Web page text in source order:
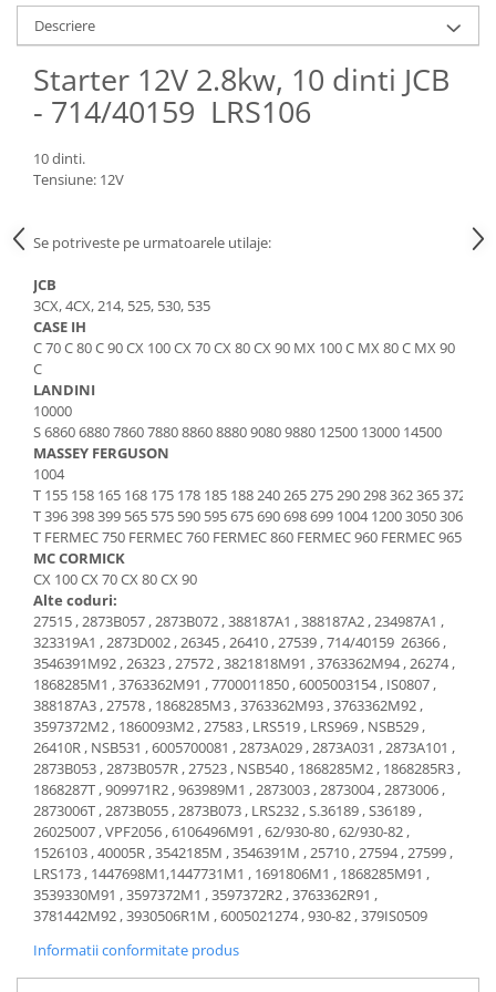
Fulie
Pistoane
Diverse piese motor
Furtune si conducte
Injectoare
Chiuloasa
Camasa piston
Termoflot
Cablu acceleratie
Senzori de presiune ulei
Vaporizatoare
Radiatoare AC
Piese frana
Discuri de frana
Etrieri
Placute de frana
Pompa de frana - cilindru de frana
Frana utilaje
Supapa franare
Kit reparatii
Cabluri frana
Rezervor lichid de frana
Lichid de frana
Antigel frane
Piese fara categorie
Sepci
Garnituri utilaje
Siguranta
Abtibilduri - Etichete
Girofar
Piese electrice
Piese Iveco
Piese Nifty Lift
Piese Grove
Piese Deutz Fahr
Piese Hitachi
Piese Vermeer
Piese Gehl
Piese Socage
Piese Kaeser
Piese Wacker Neuson
Piese David Brown
Piese Mc Cormick
Piese Lamborghini
Piese Same
Piese Renault
Piese Hurlimann
Piese Zetor
Piese Weidemann
Piese Ausa
Piese Sennebogen
Piese Still
Piese Timberjack
Piese Valmet Valtra
Piese Vogele
Descriere
Starter 12V 2.8kw, 10 dinti JCB
- 714/40159 LRS106
10 dinti.
Tensiune: 12V
Se potriveste pe urmatoarele utilaje:
JCB
3CX, 4CX, 214, 525, 530, 535
CASE IH
C 70 C 80 C 90 CX 100 CX 70 CX 80 CX 90 MX 100 C MX 80 C MX 90
C
LANDINI
10000
S 6860 6880 7860 7880 8860 8880 9080 9880 12500 13000 14500
MASSEY FERGUSON
1004
T 155 158 165 168 175 178 185 188 240 265 275 290 298 362 365 372
T 396 398 399 565 575 590 595 675 690 698 699 1004 1200 3050 3060
T FERMEC 750 FERMEC 760 FERMEC 860 FERMEC 960 FERMEC 965
MC CORMICK
CX 100 CX 70 CX 80 CX 90
Alte coduri:
27515 , 2873B057 , 2873B072 , 388187A1 , 388187A2 , 234987A1 ,
323319A1 , 2873D002 , 26345 , 26410 , 27539 , 714/40159 26366 ,
3546391M92 , 26323 , 27572 , 3821818M91 , 3763362M94 , 26274 ,
1868285M1 , 3763362M91 , 7700011850 , 6005003154 , IS0807 ,
388187A3 , 27578 , 1868285M3 , 3763362M93 , 3763362M92 ,
3597372M2 , 1860093M2 , 27583 , LRS519 , LRS969 , NSB529 ,
26410R , NSB531 , 6005700081 , 2873A029 , 2873A031 , 2873A101 ,
2873B053 , 2873B057R , 27523 , NSB540 , 1868285M2 , 1868285R3 ,
1868287T , 909971R2 , 963989M1 , 2873003 , 2873004 , 2873006 ,
2873006T , 2873B055 , 2873B073 , LRS232 , S.36189 , S36189 ,
26025007 , VPF2056 , 6106496M91 , 62/930-80 , 62/930-82 ,
1526103 , 40005R , 3542185M , 3546391M , 25710 , 27594 , 27599 ,
LRS173 , 1447698M1,1447731M1 , 1691806M1 , 1868285M91 ,
3539330M91 , 3597372M1 , 3597372R2 , 3763362R91 ,
3781442M92 , 3930506R1M , 6005021274 , 930-82 , 379IS0509
Informatii conformitate produs